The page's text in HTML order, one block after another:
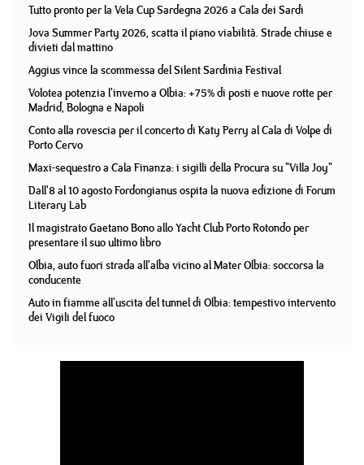
Tutto pronto per la Vela Cup Sardegna 2026 a Cala dei Sardi
Jova Summer Party 2026, scatta il piano viabilità. Strade chiuse e
divieti dal mattino
Aggius vince la scommessa del Silent Sardinia Festival
Volotea potenzia l'inverno a Olbia: +75% di posti e nuove rotte per
Madrid, Bologna e Napoli
Conto alla rovescia per il concerto di Katy Perry al Cala di Volpe di
Porto Cervo
Maxi-sequestro a Cala Finanza: i sigilli della Procura su "Villa Joy"
Dall'8 al 10 agosto Fordongianus ospita la nuova edizione di Forum
Literary Lab
Il magistrato Gaetano Bono allo Yacht Club Porto Rotondo per
presentare il suo ultimo libro
Olbia, auto fuori strada all'alba vicino al Mater Olbia: soccorsa la
conducente
Auto in fiamme all'uscita del tunnel di Olbia: tempestivo intervento
dei Vigili del fuoco